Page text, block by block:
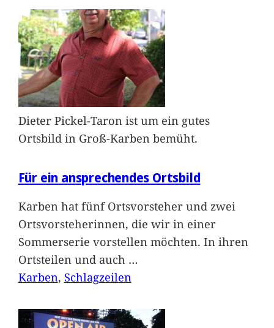
Dieter Pickel-Taron ist um ein gutes
Ortsbild in Groß-Karben bemüht.
Für ein ansprechendes Ortsbild
Karben hat fünf Ortsvorsteher und zwei
Ortsvorsteherinnen, die wir in einer
Sommerserie vorstellen möchten. In ihren
Ortsteilen und auch …
Karben, Schlagzeilen